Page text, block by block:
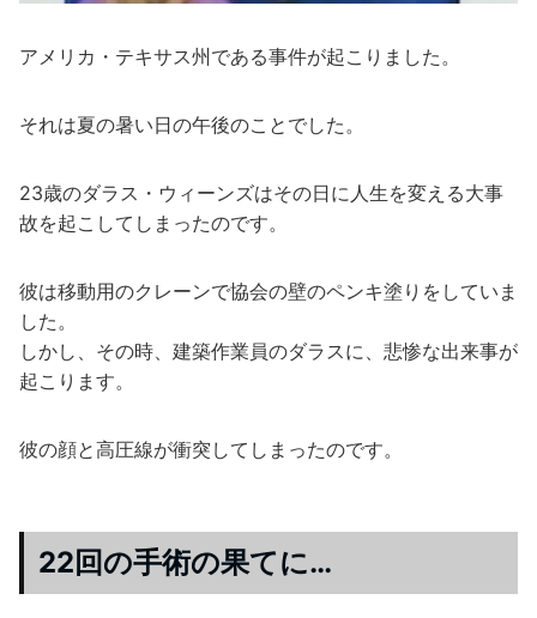
アメリカ・テキサス州である事件が起こりました。
それは夏の暑い日の午後のことでした。
23歳のダラス・ウィーンズはその日に人生を変える大事
故を起こしてしまったのです。
彼は移動用のクレーンで協会の壁のペンキ塗りをしていま
した。
しかし、その時、建築作業員のダラスに、悲惨な出来事が
起こります。
彼の顔と高圧線が衝突してしまったのです。
22回の手術の果てに…